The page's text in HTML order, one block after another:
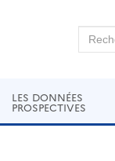
Rechercher
LES DONNÉES
PROSPECTIVES